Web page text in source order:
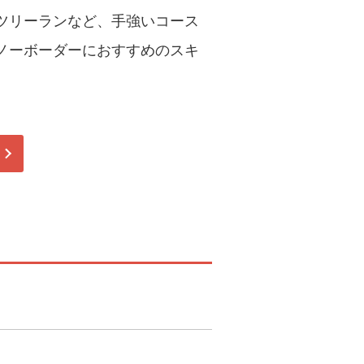
リーランなど、手強いコース
ーボーダーにおすすめのスキ